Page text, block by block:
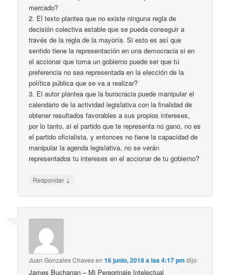
mercado?
2. El texto plantea que no existe ninguna regla de
decisión colectiva estable que se pueda conseguir a
través de la regla de la mayoría. Si esto es así que
sentido tiene la representación en una democracia si en
el accionar que toma un gobierno puede ser que tú
preferencia no sea representada en la elección de la
política pública que se va a realizar?
3. El autor plantea que la burocracia puede manipular el
calendario de la actividad legislativa con la finalidad de
obtener resultados favorables a sus propios intereses,
por lo tanto, si el partido que te representa no gano, no es
el partido oficialista, y entonces no tiene la capacidad de
manipular la agenda legislativa, no se verán
representados tu intereses en el accionar de tu gobierno?
Responder ↓
Juan Gonzales Chavesen16 junio, 2018 a las 4:17 pm dijo:
James Buchanan – Mi Peregrinaje Intelectual